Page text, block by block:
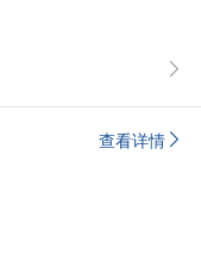
查看详情